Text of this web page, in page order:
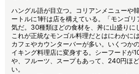
ハングル語が目立つ。コリアンメニューや
ートルに1軒は店を構えている。「モンゴリ
気だ。30種類ほどの食材を、丼に山盛りに
これが正統なモンゴル料理だとはにわかに
カフェやカウンターバーが多い。いくつか
イキング料理店に変身する。シーフードが
や、フルーツ、スープもあって、240円ほ
い。